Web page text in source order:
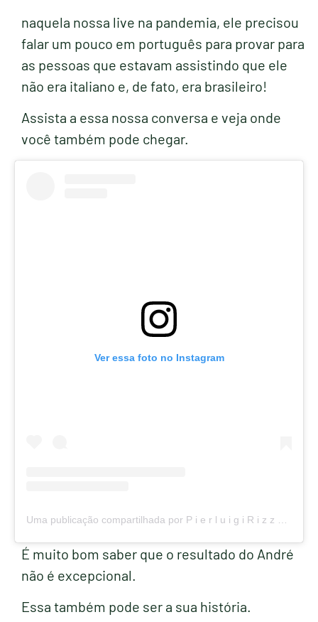
naquela nossa live na pandemia, ele precisou
falar um pouco em português para provar para
as pessoas que estavam assistindo que ele
não era italiano e, de fato, era brasileiro!
Assista a essa nossa conversa e veja onde
você também pode chegar.
Ver essa foto no Instagram
É muito bom saber que o resultado do André
não é excepcional.
Essa também pode ser a sua história.